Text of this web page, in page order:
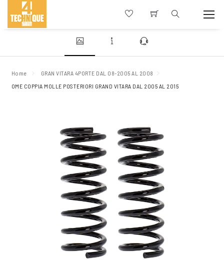
Home
GRAN VITARA 4PORTE DAL 08-2005 AL 2008
OME COPPIA MOLLE POSTERIORI GRAND VITARA DAL 2005 AL 2015